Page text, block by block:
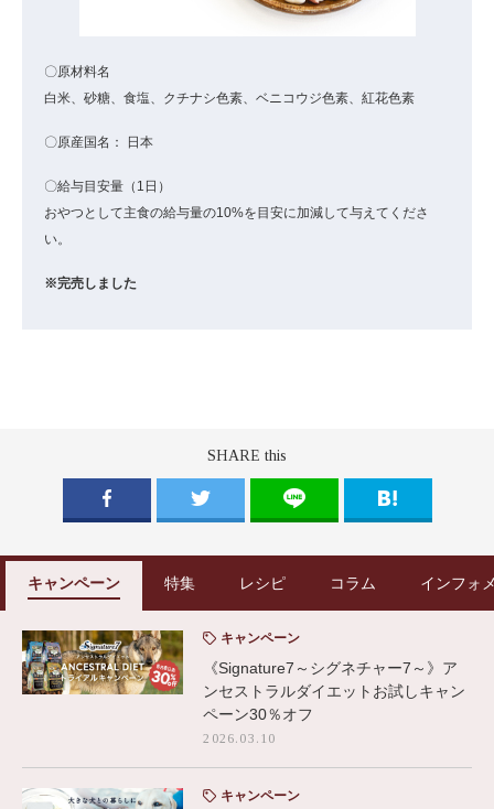
〇原材料名
白米、砂糖、食塩、クチナシ色素、ベニコウジ色素、紅花色素
〇原産国名： 日本
〇給与目安量（1日）
おやつとして主食の給与量の10%を目安に加減して与えてくださ
い。
※完売しました
SHARE this
キャンペーン 特集 レシピ コラム インフォ
キャンペーン
《Signature7～シグネチャー7～》ア
ンセストラルダイエットお試しキャン
ペーン30％オフ
2026.03.10
キャンペーン